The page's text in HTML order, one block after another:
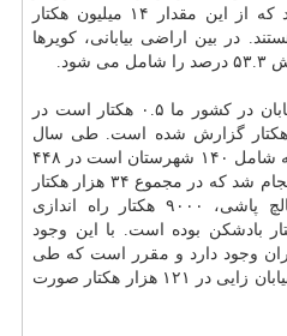
معرض بیابانی شدن قرار دارند که از این مقدار ۱۴ میلیون هکتار
در بین اراضی بیابانی، کویرها
بر اساس این گزارش سرانه بیابان در کشور ما ۰.۵ هکتار است در
حالیکه سرانه جهانی آن ۰.۲۲ هکتار گزارش شده است. طی سال
قبل در کشور ما در ۲۲ استان که شامل ۱۴۰ شهرستان است در ۴۴۸
موقعیت اقدامات بیابان زدایی انجام شد که در مجموع ۳۴ هزار هکتار
نهال کاری، ۱۰ هزار هکتار مالچ پاشی، ۹۰۰۰ هکتار راه اندازی
و ۴۴ هزار هکتار بادشکن بوده است. با این وجود
وجود دارد و مقرر است که طی
سالجاری هم اقدامات مقابله با بیابان زایی در ۱۲۱ هزار هکتار صورت